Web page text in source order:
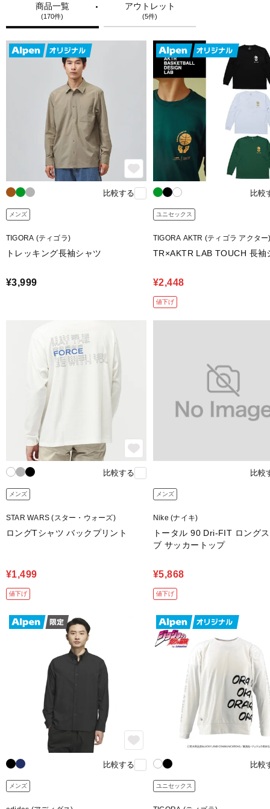
商品一覧
(170件)
アウトレット
(5件)
比較する
メンズ
TIGORA (ティゴラ)
トレッキング長袖シャツ
¥3,999
比較
ユニセックス
TIGORA AKTR (ティゴラ アクター
TR×AKTR LAB TOUCH 長袖
¥2,448
値下げ
比較する
メンズ
STAR WARS (スター・ウォーズ)
ロングTシャツ バックプリント
¥1,499
値下げ
比較
メンズ
Nike (ナイキ)
トータル 90 Dri-FIT ロング
ブ サッカートップ
¥5,868
値下げ
比較する
メンズ
比較
ユニセックス